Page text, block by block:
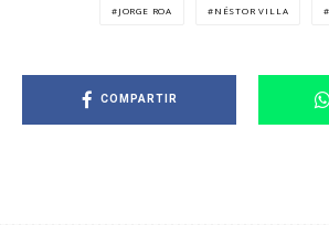
JORGE ROA NÉSTOR VILLA
COMPARTIR